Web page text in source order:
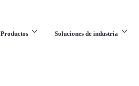
Productos Soluciones de industria